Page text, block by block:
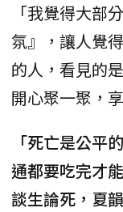
「我覺得大部
氛』，讓人覺
的人，看見的
開心聚一聚，
「死亡是公平
通都要吃完才
談生論死，夏